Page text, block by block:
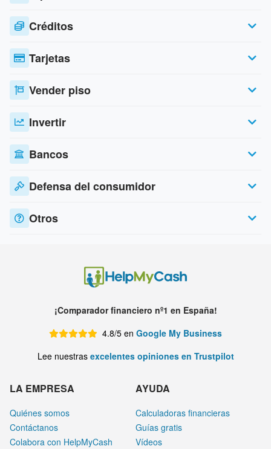
Créditos
Tarjetas
Vender piso
Invertir
Bancos
Defensa del consumidor
Otros
¡Comparador financiero nº1 en España!
4.8/5 en Google My Business
Lee nuestras excelentes opiniones en Trustpilot
LA EMPRESA
Quiénes somos
Contáctanos
Colabora con HelpMyCash
AYUDA
Calculadoras financieras
Guías gratis
Vídeos